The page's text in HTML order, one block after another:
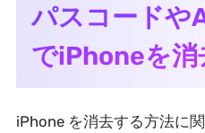
パスコードや
でiPhoneを消
iPhone を消去する方法に